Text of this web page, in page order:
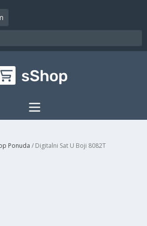
Ponuda / Digitalni Sat U Boji 8082T